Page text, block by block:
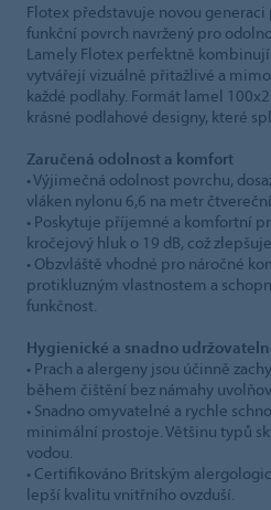
Flotex představuje novou
funkční povrch navržený pro
Lamely Flotex perfektně
vytvářejí vizuálně přitažlivé a
každé podlahy. Formát lamel
krásné podlahové designy, které
Zaručená odolnost a komfort
• Výjimečná odolnost povrchu,
vláken nylonu 6,6 na metr
• Poskytuje příjemné a komfortní
kročejový hluk o 19 dB, což
• Obzvláště vhodné pro náročné
protikluzným vlastnostem a
funkčnost.
Hygienické a snadno
• Prach a alergeny jsou účinně
během čištění bez námahy
• Snadno omyvatelné a rychle
minimální prostoje. Většinu typů
vodou.
• Certifikováno Britským
lepší kvalitu vnitřního ovzduší.